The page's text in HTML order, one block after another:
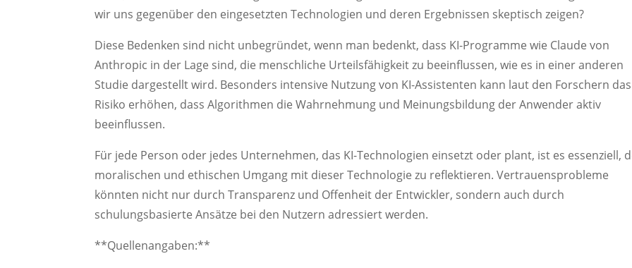
wir uns gegenüber den eingesetzten Technologien und deren Ergebnissen skeptisch zeigen?
Diese Bedenken sind nicht unbegründet, wenn man bedenkt, dass KI-Programme wie Claude von
Anthropic in der Lage sind, die menschliche Urteilsfähigkeit zu beeinflussen, wie es in einer anderen
Studie dargestellt wird. Besonders intensive Nutzung von KI-Assistenten kann laut den Forschern das
Risiko erhöhen, dass Algorithmen die Wahrnehmung und Meinungsbildung der Anwender aktiv
beeinflussen.
Für jede Person oder jedes Unternehmen, das KI-Technologien einsetzt oder plant, ist es essenziell,
moralischen und ethischen Umgang mit dieser Technologie zu reflektieren. Vertrauensprobleme
könnten nicht nur durch Transparenz und Offenheit der Entwickler, sondern auch durch
schulungsbasierte Ansätze bei den Nutzern adressiert werden.
**Quellenangaben:**